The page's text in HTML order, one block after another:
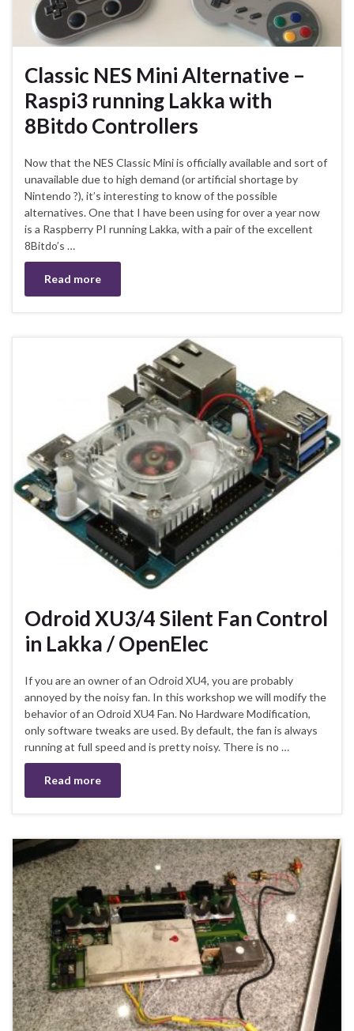
Classic NES Mini Alternative –
Raspi3 running Lakka with
8Bitdo Controllers
Now that the NES Classic Mini is officially available and sort of
unavailable due to high demand (or artificial shortage by
Nintendo ?), it’s interesting to know of the possible
alternatives. One that I have been using for over a year now
is a Raspberry PI running Lakka, with a pair of the excellent
8Bitdo’s …
Read more
Odroid XU3/4 Silent Fan Control
in Lakka / OpenElec
If you are an owner of an Odroid XU4, you are probably
annoyed by the noisy fan. In this workshop we will modify the
behavior of an Odroid XU4 Fan. No Hardware Modification,
only software tweaks are used. By default, the fan is always
running at full speed and is pretty noisy. There is no …
Read more